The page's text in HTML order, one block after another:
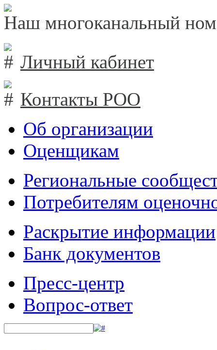
Наш многоканальный
Личный кабинет
Контакты РОО
Об организации
Оценщикам
Региональные
Потребителям
Раскрытие информации
Банк документов
Пресс-центр
Вопрос-ответ